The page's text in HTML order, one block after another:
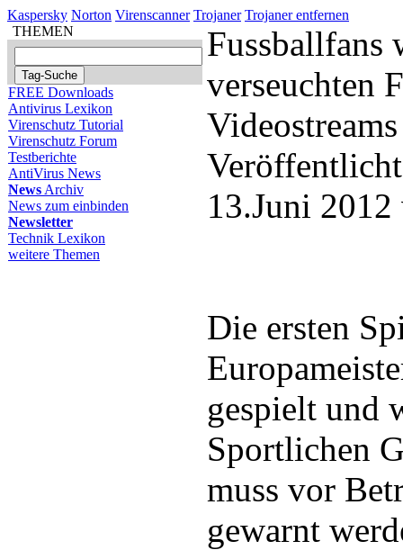
Kaspersky Norton Virenscanner Trojaner Trojaner entfernen
THEMEN
FREE Downloads
Antivirus Lexikon
Virenschutz Tutorial
Virenschutz Forum
Testberichte
AntiVirus News
News Archiv
News zum einbinden
Newsletter
Technik Lexikon
weitere Themen
Fussballfans
verseuchten
13.Juni
Die ersten
gespielt und
Sportlichen
muss vor
gewarnt